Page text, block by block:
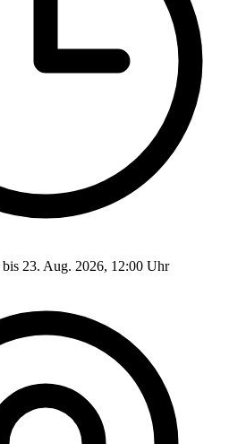
23. Aug. 2026, 12:00 Uhr